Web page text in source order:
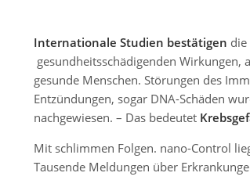
Internationale Studien bestätigen die
gesundheitsschädigenden Wirkungen,
gesunde Menschen. Störungen des
Entzündungen, sogar DNA-Schäden
nachgewiesen. – Das bedeutet
Mit schlimmen Folgen. nano-Control
Tausende Meldungen über